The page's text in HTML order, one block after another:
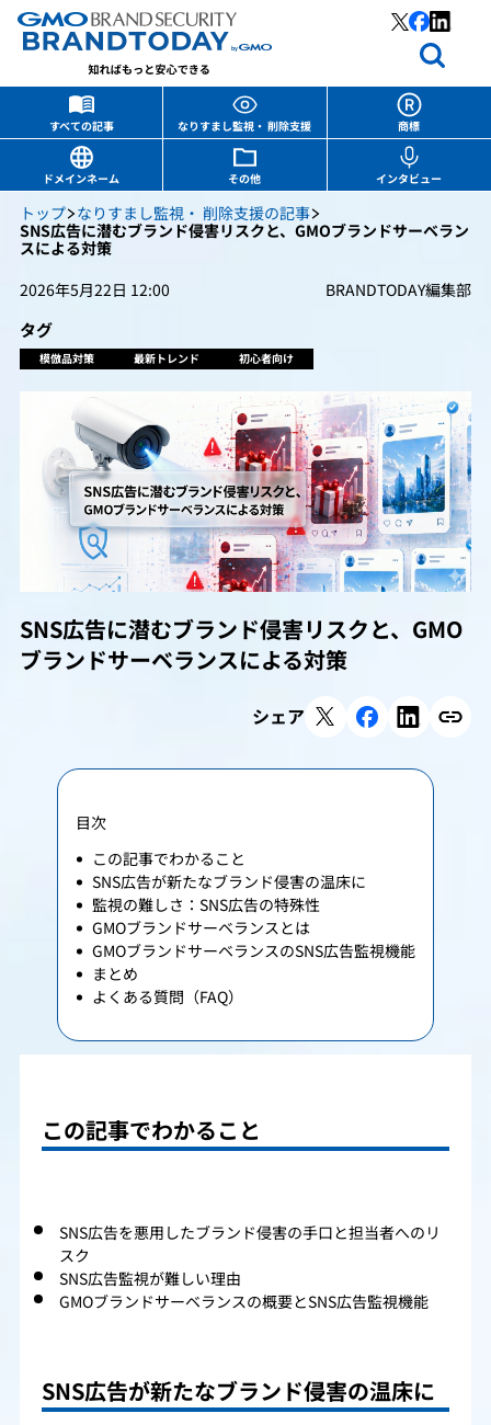
すべての記事 なりすまし監視・ 削除支援
商標
ドメインネーム
その他 インタビュー
トップ なりすまし監視・ 削除支援の記事
SNS広告に潜むブランド侵害リスクと、GMOブランドサーベラン
スによる対策
2026年5月22日 12:00
BRANDTODAY編集部
タグ
模倣品対策 最新トレンド 初心者向け
SNS広告に潜むブランド侵害リスクと、GMO
ブランドサーベランスによる対策
シェア
目次
この記事でわかること
SNS広告が新たなブランド侵害の温床に
監視の難しさ：SNS広告の特殊性
GMOブランドサーベランスとは
GMOブランドサーベランスのSNS広告監視機能
まとめ
よくある質問（FAQ）
この記事でわかること
SNS広告を悪用したブランド侵害の手口と担当者へのリ
スク
SNS広告監視が難しい理由
GMOブランドサーベランスの概要とSNS広告監視機能
SNS広告が新たなブランド侵害の温床に